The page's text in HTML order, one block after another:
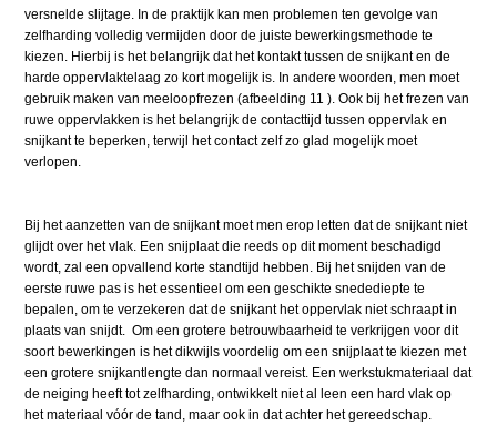
versnelde slijtage. In de praktijk kan men problemen ten gevolge van
zelfharding volledig vermijden door de juiste bewerkingsmethode te
kiezen. Hierbij is het belangrijk dat het kontakt tussen de snijkant en de
harde oppervlaktelaag zo kort mogelijk is. In andere woorden, men moet
gebruik maken van meeloopfrezen (afbeelding 11 ). Ook bij het frezen van
ruwe oppervlakken is het belangrijk de contacttijd tussen oppervlak en
snijkant te beperken, terwijl het contact zelf zo glad mogelijk moet
verlopen.
Bij het aanzetten van de snijkant moet men erop letten dat de snijkant niet
glijdt over het vlak. Een snijplaat die reeds op dit moment beschadigd
wordt, zal een opvallend korte standtijd hebben. Bij het snijden van de
eerste ruwe pas is het essentieel om een geschikte snedediepte te
bepalen, om te verzekeren dat de snijkant het oppervlak niet schraapt in
plaats van snijdt. Om een grotere betrouwbaarheid te verkrijgen voor dit
soort bewerkingen is het dikwijls voordelig om een snijplaat te kiezen met
een grotere snijkantlengte dan normaal vereist. Een werkstukmateriaal dat
de neiging heeft tot zelfharding, ontwikkelt niet al leen een hard vlak op
het materiaal vóór de tand, maar ook in dat achter het gereedschap.